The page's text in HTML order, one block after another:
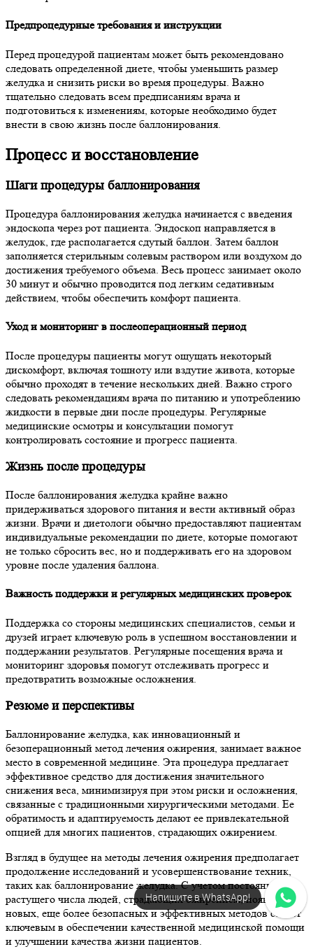
Предпроцедурные требования и инструкции
Перед процедурой пациентам может быть рекомендовано
следовать определенной диете, чтобы уменьшить размер
желудка и снизить риски во время процедуры. Важно
тщательно следовать всем предписаниям врача и
подготовиться к изменениям, которые необходимо будет
внести в свою жизнь после баллонирования.
Процесс и восстановление
Шаги процедуры баллонирования
Процедура баллонирования желудка начинается с введения
эндоскопа через рот пациента. Эндоскоп направляется в
желудок, где располагается сдутый баллон. Затем баллон
заполняется стерильным солевым раствором или воздухом до
достижения требуемого объема. Весь процесс занимает около
30 минут и обычно проводится под легким седативным
действием, чтобы обеспечить комфорт пациента.
Уход и мониторинг в послеоперационный период
После процедуры пациенты могут ощущать некоторый
дискомфорт, включая тошноту или вздутие живота, которые
обычно проходят в течение нескольких дней. Важно строго
следовать рекомендациям врача по питанию и употреблению
жидкости в первые дни после процедуры. Регулярные
медицинские осмотры и консультации помогут
контролировать состояние и прогресс пациента.
Жизнь после процедуры
После баллонирования желудка крайне важно
придерживаться здорового питания и вести активный образ
жизни. Врачи и диетологи обычно предоставляют пациентам
индивидуальные рекомендации по диете, которые помогают
не только сбросить вес, но и поддерживать его на здоровом
уровне после удаления баллона.
Важность поддержки и регулярных медицинских проверок
Поддержка со стороны медицинских специалистов, семьи и
друзей играет ключевую роль в успешном восстановлении и
поддержании результатов. Регулярные посещения врача и
мониторинг здоровья помогут отслеживать прогресс и
предотвратить возможные осложнения.
Резюме и перспективы
Баллонирование желудка, как инновационный и
безоперационный метод лечения ожирения, занимает важное
место в современной медицине. Эта процедура предлагает
эффективное средство для достижения значительного
снижения веса, минимизируя при этом риски и осложнения,
связанные с традиционными хирургическими методами. Ее
обратимость и адаптируемость делают ее привлекательной
опцией для многих пациентов, страдающих ожирением.
Взгляд в будущее на методы лечения ожирения предполагает
продолжение исследований и усовершенствование техник,
таких как баллонирование желудка. С учетом постоянно
растущего числа людей, страдающих ожирением, появление
новых, еще более безопасных и эффективных методов станет
ключевым в обеспечении качественной медицинской помощи
и улучшении качества жизни пациентов.
Напишите в WhatsApp!